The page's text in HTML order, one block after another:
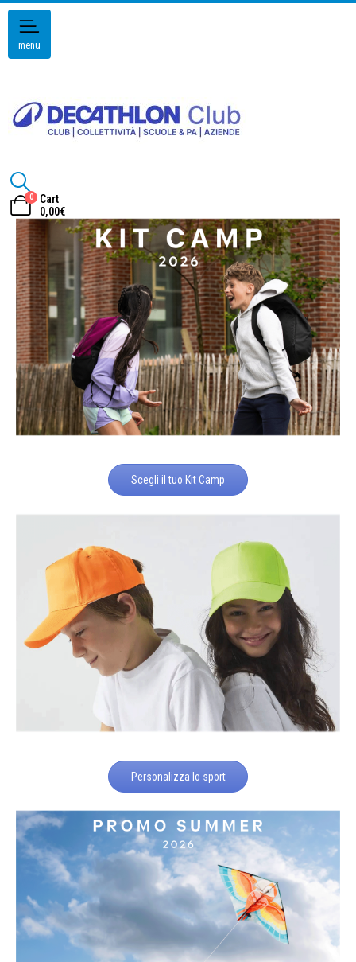
menu
0
Cart
0,00€
Scegli il tuo Kit Camp
Personalizza lo sport